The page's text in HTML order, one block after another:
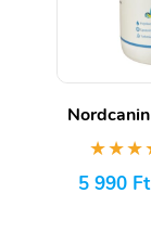
5 990 Ft